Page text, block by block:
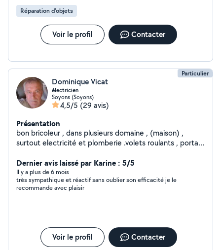
Réparation d'objets
Voir le profil Contacter
Particulier
Dominique Vicat
électricien
Soyons (Soyons)
4,5/5 (29 avis)
Présentation
bon bricoleur , dans plusieurs domaine , (maison) ,
surtout electricité et plomberie .volets roulants , portail
pour premier contact , merci ..Mr Vicat , j'ai une amie qui
n'est pas abonnée et qui cherche des heures de
ménage entre st peray et beauchastel ( environ)
Dernier avis laissé par Karine : 5/5
Il y a plus de 6 mois
très sympathique et réactif sans oublier son efficacité je le
recommande avec plaisir
Voir le profil Contacter